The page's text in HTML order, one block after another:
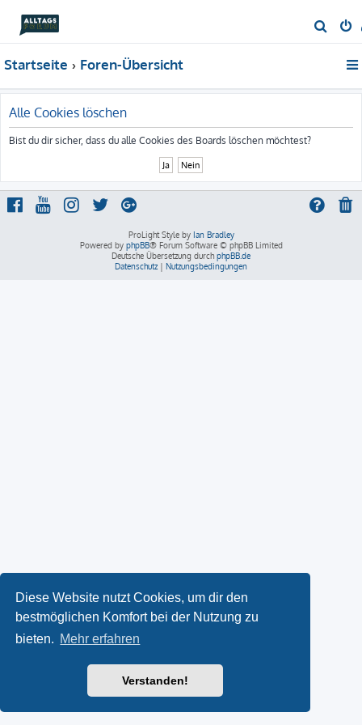
Diese Website nutzt Cookies, um dir den
bestmöglichen Komfort bei der Nutzung zu
bieten. Mehr erfahren
Verstanden!
u
Startseite Foren-Übersicht
Alle Cookies löschen
Bist du dir sicher, dass du alle Cookies des Boards löschen möchtest?
ProLight Style by Ian Bradley
Powered by phpBB® Forum Software © phpBB Limited
Deutsche Übersetzung durch phpBB.de
Datenschutz | Nutzungsbedingungen